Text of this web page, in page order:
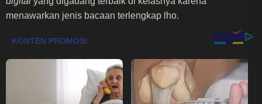
menawarkan jenis bacaan terlengkap lho.